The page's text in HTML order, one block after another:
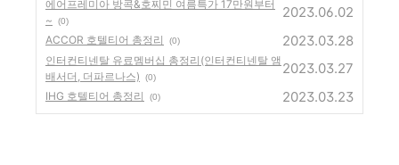
에어프레미아 방콕&호찌민 여름특가 17만원부터
~
(0)
2023.06.02
ACCOR 호텔티어 총정리 (0) 2023.03.28
인터컨티넨탈 유료멤버십 총정리(인터컨티넨탈 앰
배서더, 더파르나스)
(0)
2023.03.27
IHG 호텔티어 총정리 (0) 2023.03.23